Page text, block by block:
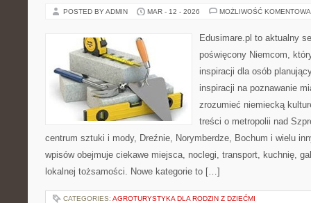
POSTED BY ADMIN MAR - 12 - 2026 MOŻLIWOŚĆ
Edusimare.pl to aktualny
poświęcony Niemcom,
inspiracji dla osób
inspiracji na poznawanie
zrozumieć niemiecką
treści o metropolii nad
centrum sztuki i mody, Dreźnie, Norymberdze, Bochum i wielu
wpisów obejmuje ciekawe miejsca, noclegi, transport, kuchnię,
lokalnej tożsamości. Nowe kategorie to […]
CATEGORIES: AGROTURYSTYKA DLA RODZIN Z DZIEĆMI